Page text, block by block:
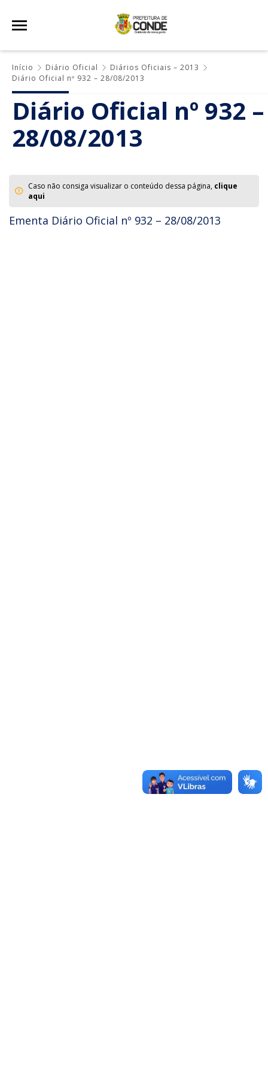
Início Diário Oficial
Diários Oficiais – 2013
Diário Oficial nº 932 – 28/08/2013
Diário Oficial nº 932 –
28/08/2013
Caso não consiga visualizar o conteúdo dessa página, clique
aqui
Ementa Diário Oficial nº 932 – 28/08/2013